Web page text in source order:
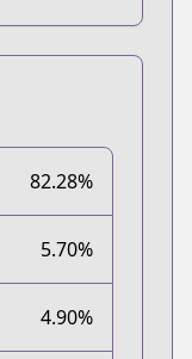
82.28%
5.70%
4.90%